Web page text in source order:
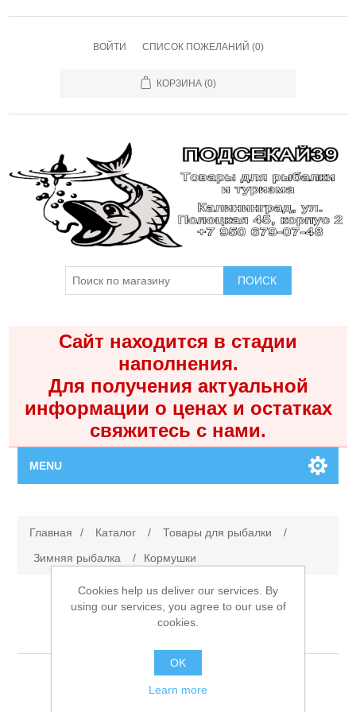
ВОЙТИ СПИСОК ПОЖЕЛАНИЙ (0)
КОРЗИНА (0)
ПОИСК
Сайт находится в стадии
наполнения.
Для получения актуальной
информации о ценах и остатках
свяжитесь с нами.
MENU
Каталог
Контакты
Главная / Каталог / Товары для рыбалки
/
Зимняя рыбалка
/ Кормушки
Кормушки
Cookies help us deliver our services. By
using our services, you agree to our use of
cookies.
OK
Learn more